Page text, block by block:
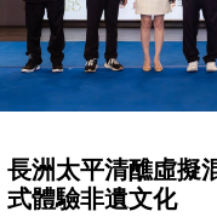
長洲太平清醮虛擬
式體驗非遺文化